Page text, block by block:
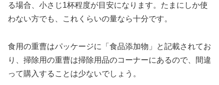
る場合、小さじ1杯程度が目安になります。たまにしか使
わない方でも、これくらいの量なら十分です。
食用の重曹はパッケージに「食品添加物」と記載されてお
り、掃除用の重曹は掃除用品のコーナーにあるので、間違
って購入することは少ないでしょう。